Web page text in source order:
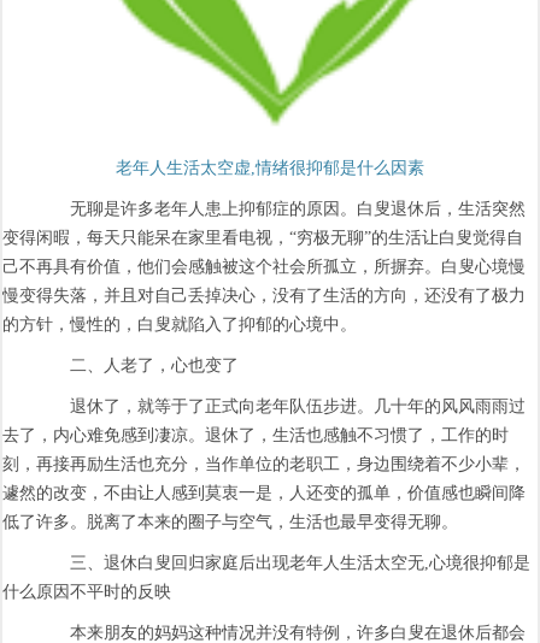
老年人生活太空虚,情绪很抑郁是什么因素
无聊是许多老年人患上抑郁症的原因。白叟退休后，生活突然
变得闲暇，每天只能呆在家里看电视，“穷极无聊”的生活让白叟觉得自
己不再具有价值，他们会感触被这个社会所孤立，所摒弃。白叟心境慢
慢变得失落，并且对自己丢掉决心，没有了生活的方向，还没有了极力
的方针，慢性的，白叟就陷入了抑郁的心境中。
二、人老了，心也变了
退休了，就等于了正式向老年队伍步进。几十年的风风雨雨过
去了，内心难免感到凄凉。退休了，生活也感触不习惯了，工作的时
刻，再接再励生活也充分，当作单位的老职工，身边围绕着不少小辈，
遽然的改变，不由让人感到莫衷一是，人还变的孤单，价值感也瞬间降
低了许多。脱离了本来的圈子与空气，生活也最早变得无聊。
三、退休白叟回归家庭后出现老年人生活太空无,心境很抑郁是
什么原因不平时的反映
本来朋友的妈妈这种情况并没有特例，许多白叟在退休后都会